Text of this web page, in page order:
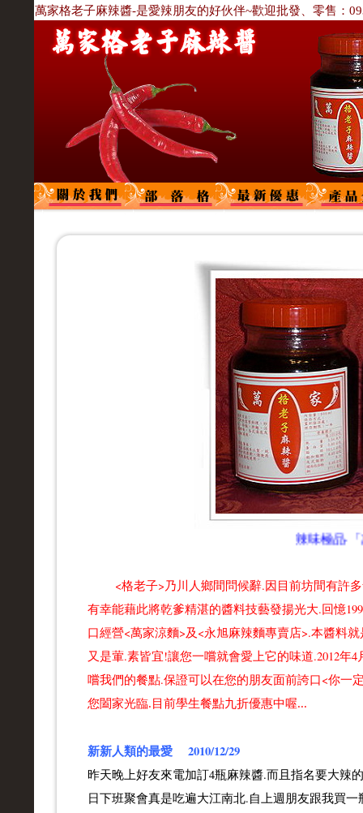
萬家格老子麻辣醬-是愛辣朋友的好伙伴~歡迎批發、零售：
辣味極品-「
<格老子>乃川人鄉間問候辭.因目前坊間有許多
有幸能藉此將乾爹精湛的醬料技藝發揚光大.回憶
口經營<萬家涼麵>及<永旭麻辣麵專賣店>.本醬料
又是葷.素皆宜!讓您一嚐就會愛上它的味道.2012年
嚐我們的餐點.保證可以在您的朋友面前誇口<你一
您闔家光臨.目前學生餐點九折優惠中喔...
新新人類的最愛 2010/12/29
昨天晚上好友來電加訂4瓶麻辣醬.而且指名要大辣
日下班聚會真是吃遍大江南北.自上週朋友跟我買